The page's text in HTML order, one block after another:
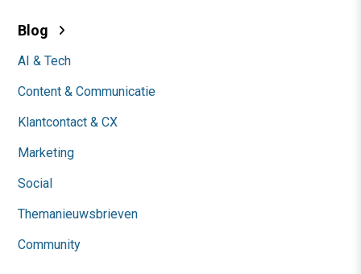
Blog
AI & Tech
Content & Communicatie
Klantcontact & CX
Marketing
Social
Themanieuwsbrieven
Community